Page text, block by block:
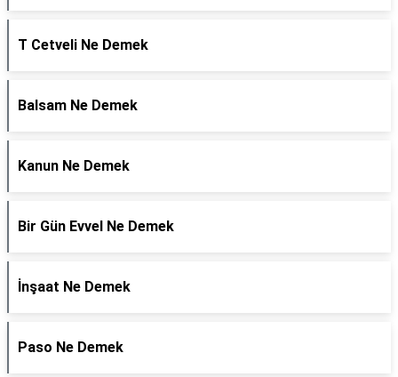
T Cetveli Ne Demek
Balsam Ne Demek
Kanun Ne Demek
Bir Gün Evvel Ne Demek
İnşaat Ne Demek
Paso Ne Demek